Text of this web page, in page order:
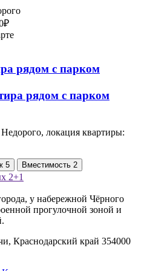
рядом с парком
локация квартиры:
5 Вместимость 2
2+1
у набережной Чёрного
прогулочной зоной и
Краснодарский край 354000